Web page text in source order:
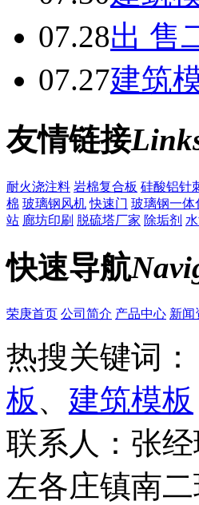
07.28出 售
07.27建筑
友情链接
耐火浇注料 岩棉复合板 硅酸铝针
棉 玻璃钢风机 快速门 玻璃钢一体
站 廊坊印刷 脱硫塔厂家 除垢剂
快速导航
荣庚首页 公司简介 产品中心 新闻
热搜关键词：
板 、 建筑模板
联系人：张
左各庄镇南